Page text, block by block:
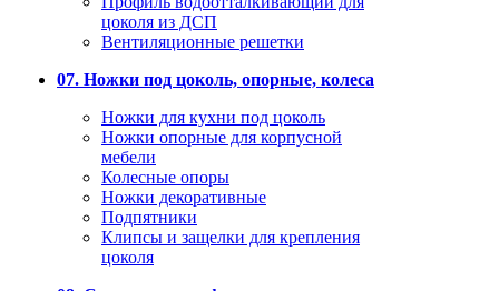
цоколя из ДСП
Вентиляционные решетки
07. Ножки под цоколь, опорные, колеса
Ножки для кухни под цоколь
Ножки опорные для корпусной
мебели
Колесные опоры
Ножки декоративные
Подпятники
Клипсы и защелки для крепления
цоколя